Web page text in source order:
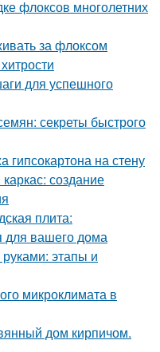
флоксов многолетних
за флоксом
для успешного
секреты быстрого
на стену
создание
плита:
для вашего дома
этапы и
микроклимата в
дом кирпичом.